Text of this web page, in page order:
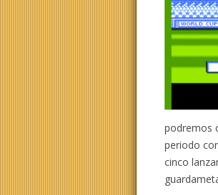
podremos
periodo
cinco